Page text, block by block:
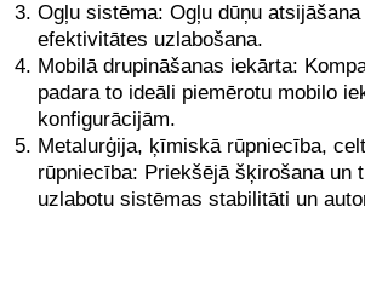
Ogļu sistēma: Ogļu dūņu
efektivitātes uzlabošana.
Mobilā drupināšanas iekārta:
padara to ideāli piemērotu mobilo
konfigurācijām.
Metalurģija, ķīmiskā rūpniecība,
rūpniecība: Priekšējā šķirošana un
uzlabotu sistēmas stabilitāti un